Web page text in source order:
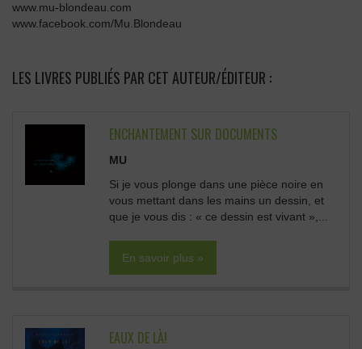
www.mu-blondeau.com
www.facebook.com/Mu.Blondeau
LES LIVRES PUBLIÉS PAR CET AUTEUR/ÉDITEUR :
ENCHANTEMENT SUR DOCUMENTS
MU
Si je vous plonge dans une pièce noire en
vous mettant dans les mains un dessin, et
que je vous dis : « ce dessin est vivant »,...
En savoir plus »
EAUX DE LÀ!